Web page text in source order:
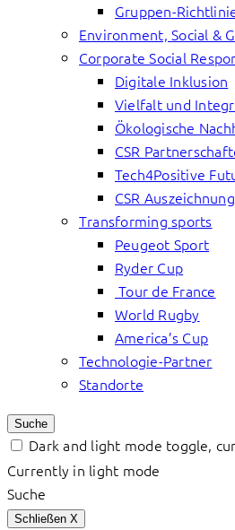
Gruppen-
Environment, Social &
Corporate Social
Digitale Inklusion
Vielfalt und
Ökologische
CSR
Tech4Positive
CSR
Transforming sports
Peugeot Sport
Ryder Cup
Tour de France
World Rugby
America’s Cup
Technologie-Partner
Standorte
Suche
Dark and light mode toggle,
Currently in light mode
Suche
Schließen X